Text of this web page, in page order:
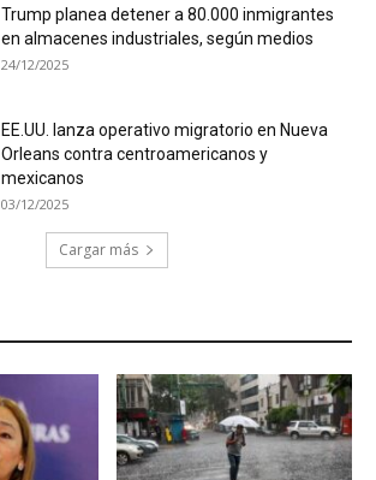
Trump planea detener a 80.000 inmigrantes
en almacenes industriales, según medios
24/12/2025
EE.UU. lanza operativo migratorio en Nueva
Orleans contra centroamericanos y
mexicanos
03/12/2025
Cargar más